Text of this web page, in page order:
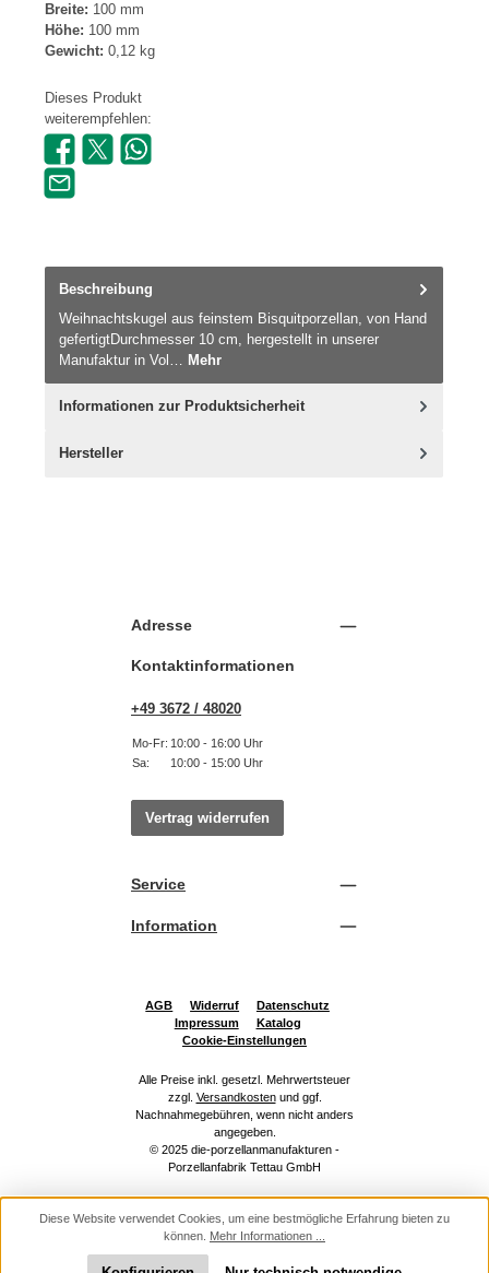
Breite: 100 mm
Höhe: 100 mm
Gewicht: 0,12 kg
Dieses Produkt
weiterempfehlen:
Beschreibung
Weihnachtskugel aus feinstem Bisquitporzellan, von Hand
gefertigtDurchmesser 10 cm, hergestellt in unserer
Manufaktur in Vol… Mehr
Informationen zur Produktsicherheit
Hersteller
Adresse
Kontaktinformationen
+49 3672 / 48020
Mo-Fr: 10:00 - 16:00 Uhr
Sa:
10:00 - 15:00 Uhr
Vertrag widerrufen
Service
Information
AGB Widerruf
Datenschutz
Impressum
Katalog
Cookie-Einstellungen
Alle Preise inkl. gesetzl. Mehrwertsteuer
zzgl. Versandkostenund ggf.
Nachnahmegebühren, wenn nicht anders
angegeben.
© 2025 die-porzellanmanufakturen -
Porzellanfabrik Tettau GmbH
Diese Website verwendet Cookies, um eine bestmögliche Erfahrung bieten zu
können. Mehr Informationen ...